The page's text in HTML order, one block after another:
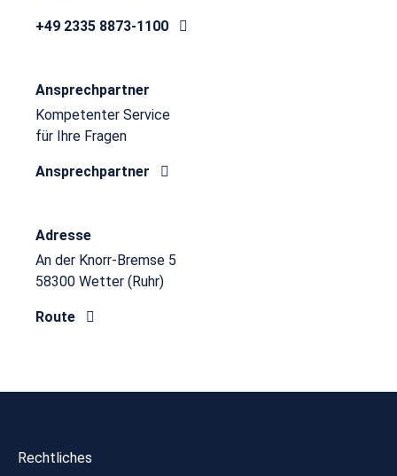
+49 2335 8873-1100
Ansprechpartner
Kompetenter Service
für Ihre Fragen
Ansprechpartner
Adresse
An der Knorr-Bremse 5
58300 Wetter (Ruhr)
Route
Rechtliches